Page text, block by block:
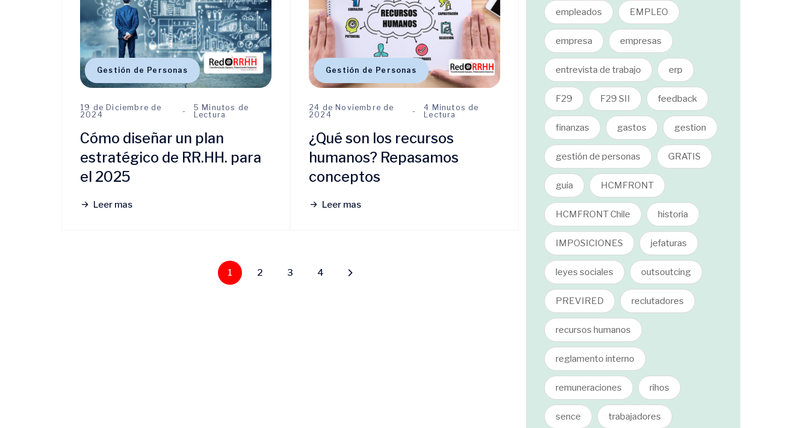
Gestión de Personas
19 de Diciembre de
2024
5 Minutos de
Lectura
Cómo diseñar un plan
estratégico de RR.HH. para
el 2025
Leer mas
Gestión de Personas
24 de Noviembre de
2024
4 Minutos de
Lectura
¿Qué son los recursos
humanos? Repasamos
conceptos
Leer mas
1 2 3 4
empleados EMPLEO
empresa empresas
entrevista de trabajo erp
F29 F29 SII feedback
finanzas gastos gestion
gestión de personas GRATIS
guia HCMFRONT
HCMFRONT Chile historia
IMPOSICIONES jefaturas
leyes sociales outsoutcing
PREVIRED reclutadores
recursos humanos
reglamento interno
remuneraciones rihos
sence trabajadores